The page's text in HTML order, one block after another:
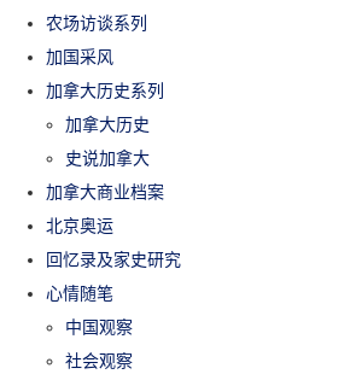
农场访谈系列
加国采风
加拿大历史系列
加拿大历史
史说加拿大
加拿大商业档案
北京奥运
回忆录及家史研究
心情随笔
中国观察
社会观察